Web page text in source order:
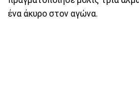
ένα άκυρο στον αγώνα.